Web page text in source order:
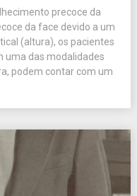
precoce da
da face devido a um
(altura), os pacientes
uma das modalidades
podem contar com um